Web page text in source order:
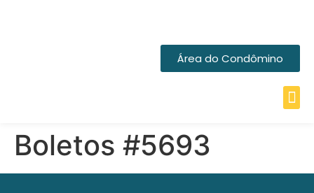
Área do Condômino
Boletos #5693